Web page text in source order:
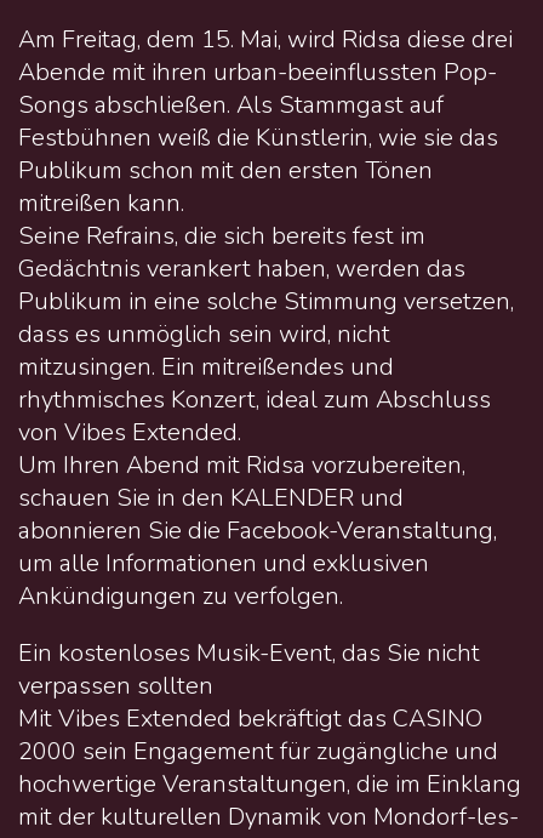
Am Freitag, dem 15. Mai, wird Ridsa diese drei
Abende mit ihren urban-beeinflussten Pop-
Songs abschließen. Als Stammgast auf
Festbühnen weiß die Künstlerin, wie sie das
Publikum schon mit den ersten Tönen
mitreißen kann.
Seine Refrains, die sich bereits fest im
Gedächtnis verankert haben, werden das
Publikum in eine solche Stimmung versetzen,
dass es unmöglich sein wird, nicht
mitzusingen. Ein mitreißendes und
rhythmisches Konzert, ideal zum Abschluss
von Vibes Extended.
Um Ihren Abend mit Ridsa vorzubereiten,
schauen Sie in den KALENDER und
abonnieren Sie die Facebook-Veranstaltung,
um alle Informationen und exklusiven
Ankündigungen zu verfolgen.
Ein kostenloses Musik-Event, das Sie nicht
verpassen sollten
Mit Vibes Extended bekräftigt das CASINO
2000 sein Engagement für zugängliche und
hochwertige Veranstaltungen, die im Einklang
mit der kulturellen Dynamik von Mondorf-les-